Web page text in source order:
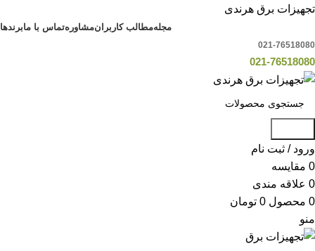
تجهیزات برق هرندی
مجلهمطالب کاربرانمشاورهتماس با مابرندها
021-76518080
021-76518080
ورود / ثبت نام
0 مقایسه
0 علاقه مندی
0 محصول 0 تومان
منو